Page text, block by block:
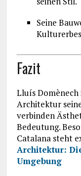
Seine
Fazit
Lluís
Architektur
verbinden
Bedeutung.
Catalana steht
Architektur:
Umgebung